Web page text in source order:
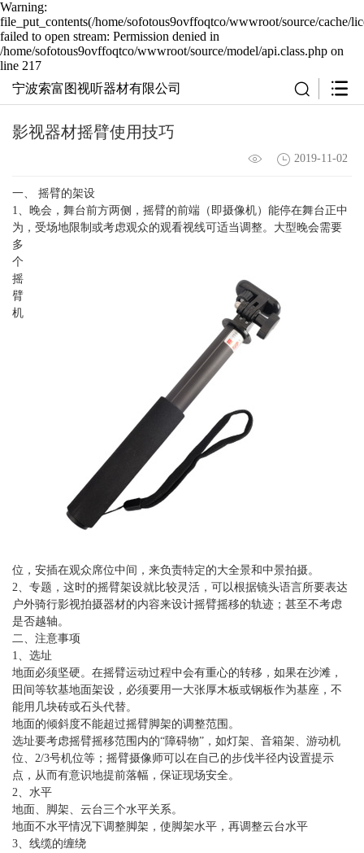
Warning:
file_put_contents(/home/sofotous9ovffoqtco/wwwroot/source/cache/
failed to open stream: Permission denied in
/home/sofotous9ovffoqtco/wwwroot/source/model/api.class.php on
line 217
宁波索富图视听器材有限公司
影视器材摇臂使用技巧
2019-11-02
一、 摇臂的架设
1、晚会，舞台前方两侧，摇臂的前端（即摄像机）能停在舞台正中
为，受场地限制或考虑观众的观看视线可适当调整。 大型晚会需要
多
个
摇
臂
机
位，安插在观众席位中间，来负责特定的大全景和中景拍摄。
2、专题，这时的摇臂架设就比较灵活，可以根据镜头语言所要表达
户外骑行影视拍摄器材的内容来设计摇臂摇移的轨迹；甚至不考虑
是否越轴。
二、注意事项
1、选址
地面必须坚硬。在摇臂运动过程中会有重心的转移，如果在沙滩，
田间等软基地面架设，必须要用一大张厚木板或钢板作为基座，不
能用几块砖或石头代替。
地面的倾斜度不能超过摇臂脚架的调整范围。
选址要考虑摇臂摇移范围内的“障碍物”，如灯架、音箱架、游动机
位、2/3号机位等；摇臂摄像师可以在自己的步伐半径内设置提示
点，从而有意识地提前落幅，保证现场安全。
2、水平
地面、脚架、云台三个水平关系。
地面不水平情况下调整脚架，使脚架水平，再调整云台水平
3、线缆的缠绕